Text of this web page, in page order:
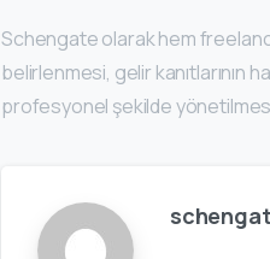
Schengate olarak hem
belirlenmesi, gelir kanıtlarının
profesyonel şekilde